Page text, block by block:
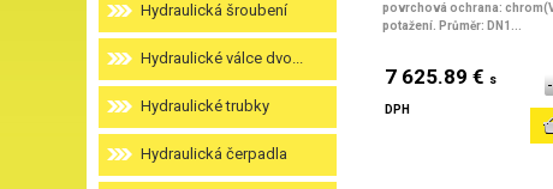
Hydraulická šroubení
Hydraulické válce dvo...
Hydraulické trubky
Hydraulická čerpadla
povrchová ochrana:
potažení. Průměr: DN1...
7 625.89 € s
DPH